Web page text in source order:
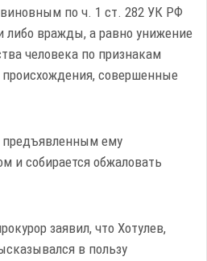
по ч. 1 ст. 282 УК РФ
либо вражды, а равно унижение
человека по признакам
совершенные
предъявленным ему
и собирается обжаловать
заявил, что Хотулев,
в пользу